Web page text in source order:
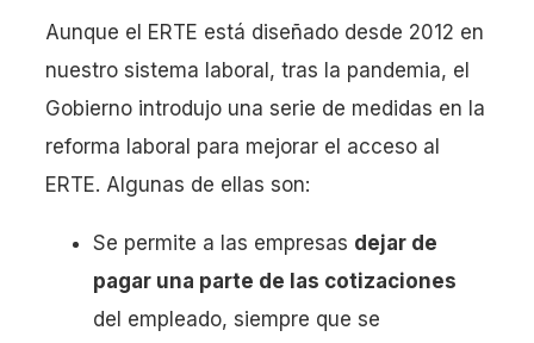
Aunque el ERTE está diseñado desde 2012 en
nuestro sistema laboral, tras la pandemia, el
Gobierno introdujo una serie de medidas en la
reforma laboral para mejorar el acceso al
ERTE. Algunas de ellas son:
Se permite a las empresas dejar de
pagar una parte de las cotizaciones
del empleado, siempre que se